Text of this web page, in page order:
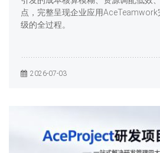
点，完整呈现企业应用
级的全过程。
2026-07-03